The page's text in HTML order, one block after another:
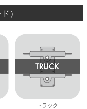
）
トラック